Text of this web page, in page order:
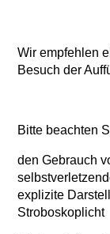
Wir empfehlen
Besuch der
Bitte beachten
den Gebrauch
explizite
Stroboskoplicht